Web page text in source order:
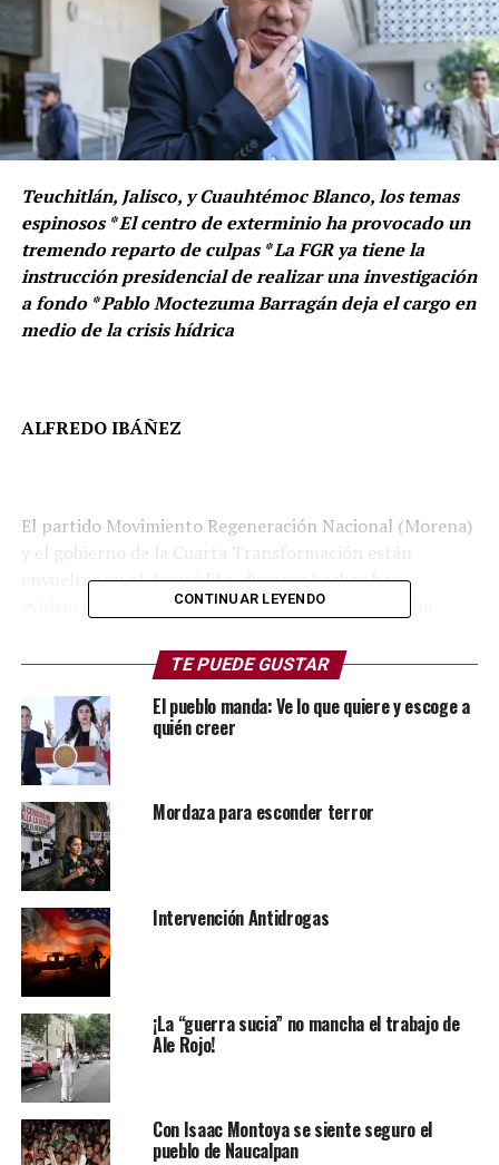
Teuchitlán, Jalisco, y Cuauhtémoc Blanco, los temas
espinosos * El centro de exterminio ha provocado un
tremendo reparto de culpas * La FGR ya tiene la
instrucción presidencial de realizar una investigación
a fondo * Pablo Moctezuma Barragán deja el cargo en
medio de la crisis hídrica
ALFREDO IBÁÑEZ
El partido Movimiento Regeneración Nacional (Morena)
y el gobierno de la Cuarta Transformación están
envueltos en el descrédito, diversos hechos han
evidenciado su mala actuación… y esta situación ha
Sheinbaum Pardo.
Los casos más recientes son el centro de exterminio en
el rancho Izaguirre en Teuchitlán, Jalisco, donde se
presume fueron asesinadas y cremadas al menos 400
personas.
CONTINUAR LEYENDO
TE PUEDE GUSTAR
El pueblo manda: Ve lo que quiere y escoge a
quién creer
Mordaza para esconder terror
Intervención Antidrogas
¡La “guerra sucia” no mancha el trabajo de
Ale Rojo!
Con Isaac Montoya se siente seguro el
pueblo de Naucalpan